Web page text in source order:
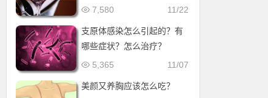
11/22
7,580
支原体感染怎么引起的？有
哪些症状？怎么治疗？
11/07
5,365
美颜又养胸应该怎么吃？